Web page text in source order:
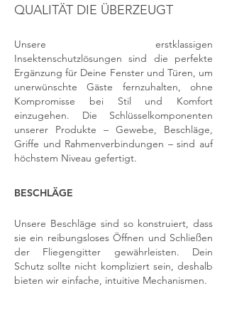
QUALITÄT DIE ÜBERZEUGT
Unsere erstklassigen
Insektenschutzlösungen sind die perfekte
Ergänzung für Deine Fenster und Türen, um
unerwünschte Gäste fernzuhalten, ohne
Kompromisse bei Stil und Komfort
einzugehen. Die Schlüsselkomponenten
unserer Produkte – Gewebe, Beschläge,
Griffe und Rahmenverbindungen – sind auf
höchstem Niveau gefertigt.
BESCHLÄGE
Unsere Beschläge sind so konstruiert, dass
sie ein reibungsloses Öffnen und Schließen
der Fliegengitter gewährleisten. Dein
Schutz sollte nicht kompliziert sein, deshalb
bieten wir einfache, intuitive Mechanismen.